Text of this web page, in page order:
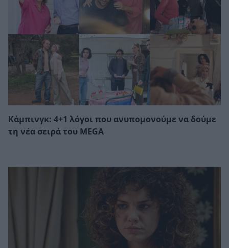
Κάμπινγκ: 4+1 λόγοι που ανυπομονούμε να δούμε
τη νέα σειρά του MEGA